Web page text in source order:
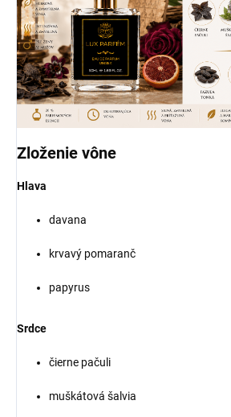
Zloženie vône
Hlava
davana
krvavý pomaranč
papyrus
Srdce
čierne pačuli
muškátová šalvia